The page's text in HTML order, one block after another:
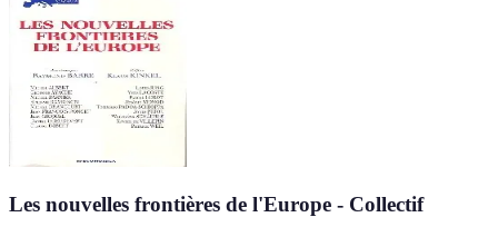
Les nouvelles frontières de l'Europe - Collectif